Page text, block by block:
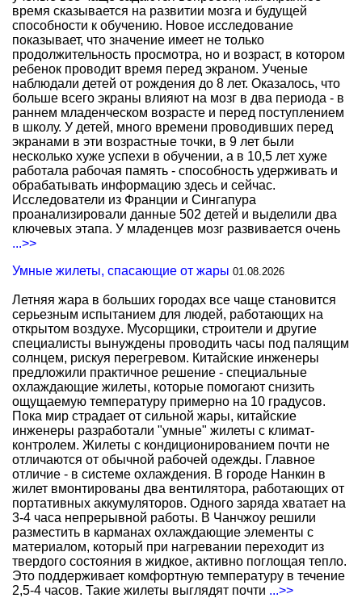
время сказывается на развитии мозга и будущей
способности к обучению. Новое исследование
показывает, что значение имеет не только
продолжительность просмотра, но и возраст, в котором
ребенок проводит время перед экраном. Ученые
наблюдали детей от рождения до 8 лет. Оказалось, что
больше всего экраны влияют на мозг в два периода - в
раннем младенческом возрасте и перед поступлением
в школу. У детей, много времени проводивших перед
экранами в эти возрастные точки, в 9 лет были
несколько хуже успехи в обучении, а в 10,5 лет хуже
работала рабочая память - способность удерживать и
обрабатывать информацию здесь и сейчас.
Исследователи из Франции и Сингапура
проанализировали данные 502 детей и выделили два
ключевых этапа. У младенцев мозг развивается очень
...>>
Умные жилеты, спасающие от жары 01.08.2026
Летняя жара в больших городах все чаще становится
серьезным испытанием для людей, работающих на
открытом воздухе. Мусорщики, строители и другие
специалисты вынуждены проводить часы под палящим
солнцем, рискуя перегревом. Китайские инженеры
предложили практичное решение - специальные
охлаждающие жилеты, которые помогают снизить
ощущаемую температуру примерно на 10 градусов.
Пока мир страдает от сильной жары, китайские
инженеры разработали "умные" жилеты с климат-
контролем. Жилеты с кондиционированием почти не
отличаются от обычной рабочей одежды. Главное
отличие - в системе охлаждения. В городе Нанкин в
жилет вмонтированы два вентилятора, работающих от
портативных аккумуляторов. Одного заряда хватает на
3-4 часа непрерывной работы. В Чанчжоу решили
разместить в карманах охлаждающие элементы с
материалом, который при нагревании переходит из
твердого состояния в жидкое, активно поглощая тепло.
Это поддерживает комфортную температуру в течение
2,5-4 часов. Такие жилеты выглядят почти ...>>